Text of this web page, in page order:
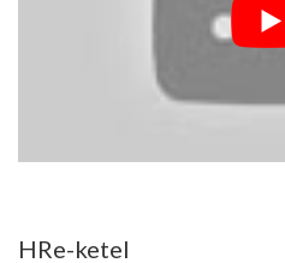
HRe-ketel